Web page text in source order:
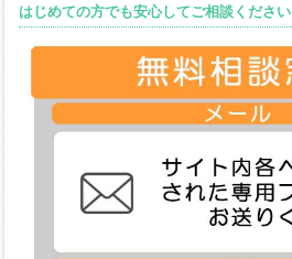
はじめての方でも安心してご相談ください